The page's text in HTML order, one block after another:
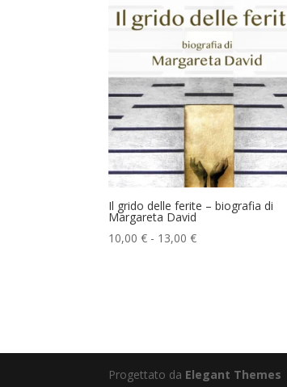
Il grido delle ferite – biografia di
Margareta David
10,00€ - 13,00€Fascia
Progettato da Elegant Themes